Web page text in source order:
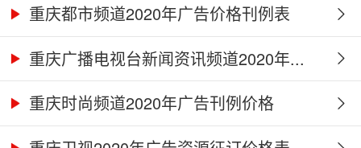
重庆都市频道2020年广告价格刊例表
重庆广播电视台新闻资讯频道2020年...
重庆时尚频道2020年广告刊例价格